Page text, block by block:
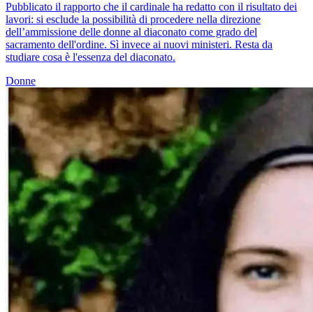
Pubblicato il rapporto che il cardinale ha redatto con il risultato dei
lavori: si esclude la possibilità di procedere nella direzione
dell’ammissione delle donne al diaconato come grado del
sacramento dell'ordine. Sì invece ai nuovi ministeri. Resta da
studiare cosa è l'essenza del diaconato.
Donne